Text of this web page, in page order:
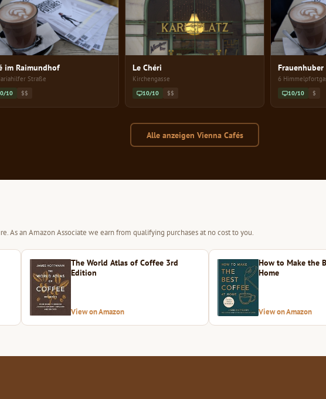
im Raimundhof
Straße
10 $$
Le Chéri
Kirchengasse
10/10 $$
Frauenhuber
6
10/10 $
Alle anzeigen Vienna Cafés
As an Amazon Associate we earn from qualifying purchases at no cost to you.
The World Atlas of Coffee 3rd
Edition
View on Amazon
How to Make the
Home
View on Amazon